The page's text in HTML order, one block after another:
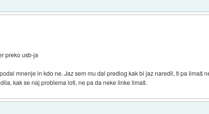
preko usb-ja
mnenje in kdo ne. Jaz sem mu dal predlog kak bi jaz naredil, ti pa limaš
kak se naj problema loti, ne pa da neke linke limaš.